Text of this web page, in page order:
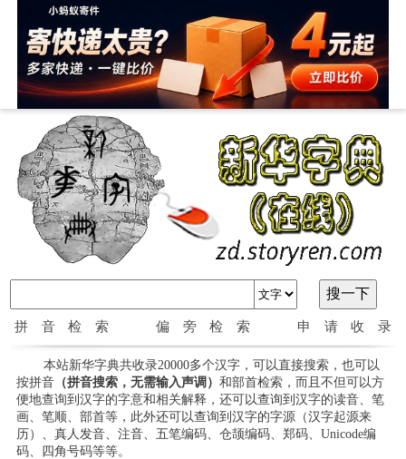
拼音检索 偏旁检索 申请收录
本站新华字典共收录20000多个汉字，可以直接搜索，也可以
按拼音（拼音搜索，无需输入声调） 和部首检索，而且不但可以方
便地查询到汉字的字意和相关解释，还可以查询到汉字的读音、笔
画、笔顺、部首等，此外还可以查询到汉字的字源（汉字起源来
历）、真人发音、注音、五笔编码、仓颉编码、郑码、Unicode编
码、四角号码等等。